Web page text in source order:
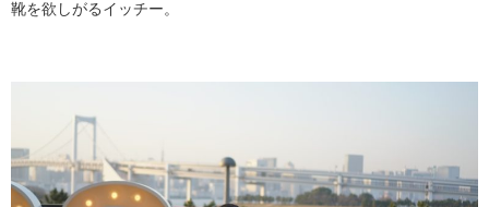
靴を欲しがるイッチー。